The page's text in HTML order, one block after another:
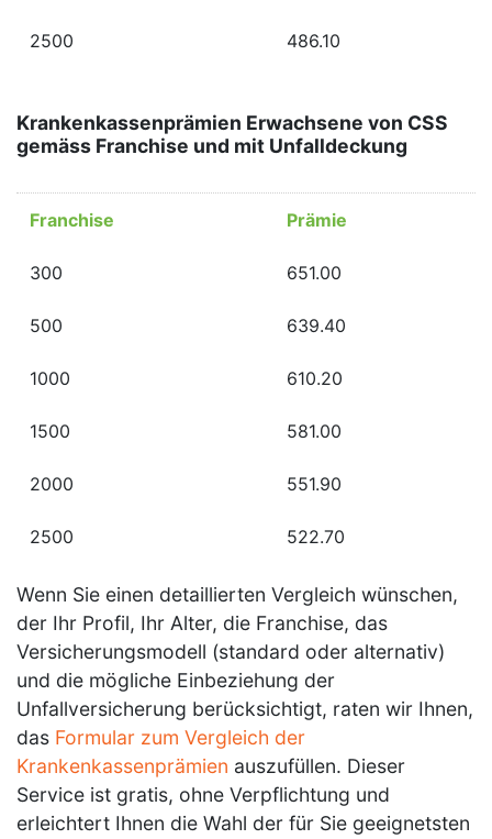
2500 486.10
Krankenkassenprämien Erwachsene von CSS
gemäss Franchise und mit Unfalldeckung
Franchise Prämie
300 651.00
500 639.40
1000 610.20
1500 581.00
2000 551.90
2500 522.70
Wenn Sie einen detaillierten Vergleich wünschen,
der Ihr Profil, Ihr Alter, die Franchise, das
Versicherungsmodell (standard oder alternativ)
und die mögliche Einbeziehung der
Unfallversicherung berücksichtigt, raten wir Ihnen,
das Formular zum Vergleich der
Krankenkassenprämien auszufüllen. Dieser
Service ist gratis, ohne Verpflichtung und
erleichtert Ihnen die Wahl der für Sie geeignetsten